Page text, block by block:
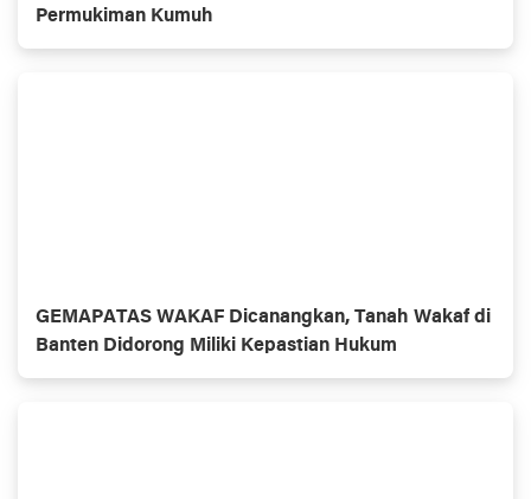
Permukiman Kumuh
GEMAPATAS WAKAF Dicanangkan, Tanah Wakaf di
Banten Didorong Miliki Kepastian Hukum